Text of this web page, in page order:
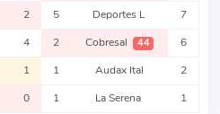
2 5 Deportes L 7
4 2 Cobresal 44 6
1 1 Audax Ital 2
0 1 La Serena 1